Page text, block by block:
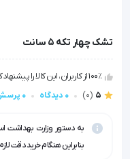
تشک چهار تکه 5 سانت
100٪ از کاربران، این کالا را پیشنهاد کرده اند.
5
(0) 0 دیدگاه 0 پرسش
به دستور وزارت بهداشت
بنابراین هنگام خرید دقت